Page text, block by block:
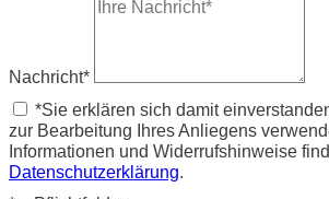
Nachricht*
*Sie erklären sich damit
zur Bearbeitung Ihres Anliegens
Informationen und Widerrufshinweise
Datenschutzerklärung.